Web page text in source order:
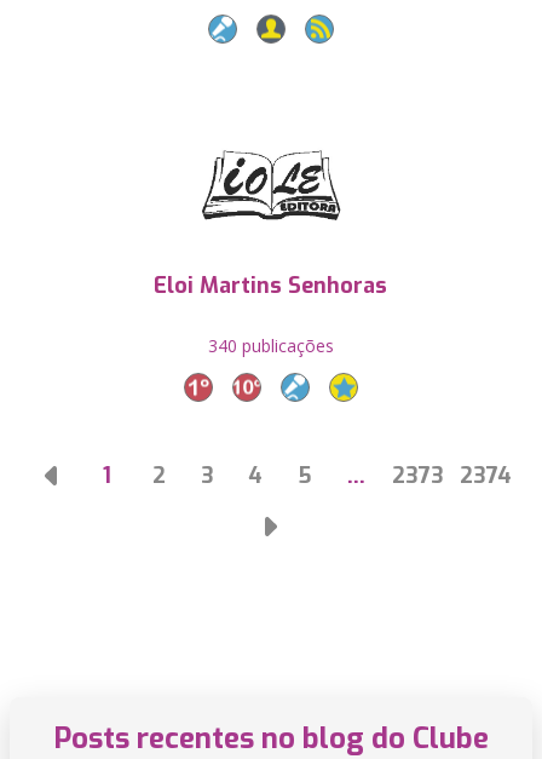
Eloi Martins Senhoras
340 publicações
1 2 3 4 5 … 2373 2374
Posts recentes no blog do Clube